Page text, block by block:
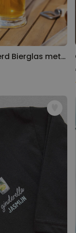
Gepersonaliseerd Bierglas met Naam Gegraveerd